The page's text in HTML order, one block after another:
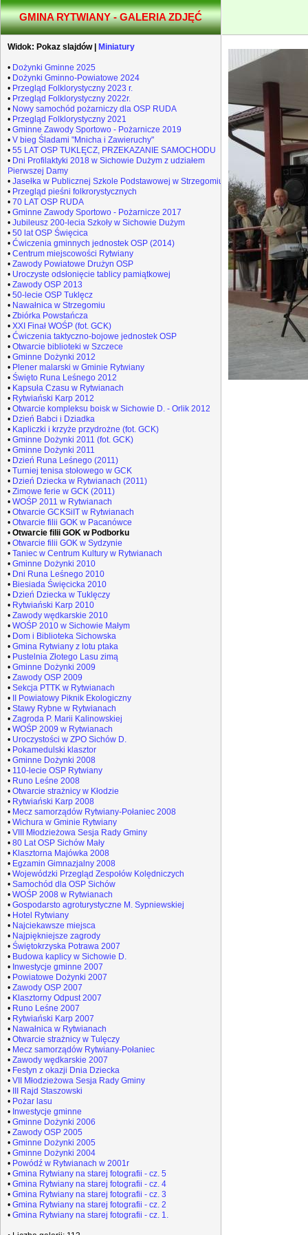
GMINA RYTWIANY - GALERIA ZDJĘĆ
Widok: Pokaz slajdów| Miniatury
• Dożynki Gminne 2025
• Dożynki Gminno-Powiatowe 2024
• Przegląd Folklorystyczny 2023 r.
• Przegląd Folklorystyczny 2022r.
• Nowy samochód pożarniczy dla OSP RUDA
• Przegląd Folklorystyczny 2021
• Gminne Zawody Sportowo - Pożarnicze 2019
• V bieg Śladami "Mnicha i Zawieruchy"
• 55 LAT OSP TUKLĘCZ, PRZEKAZANIE SAMOCHODU
• Dni Profilaktyki 2018 w Sichowie Dużym z udziałem
Pierwszej Damy
• Jasełka w Publicznej Szkole Podstawowej w Strzegomiu
• Przegląd pieśni folkrorystycznych
• 70 LAT OSP RUDA
• Gminne Zawody Sportowo - Pożarnicze 2017
• Jubileusz 200-lecia Szkoły w Sichowie Dużym
• 50 lat OSP Święcica
• Ćwiczenia gminnych jednostek OSP (2014)
• Centrum miejscowości Rytwiany
• Zawody Powiatowe Drużyn OSP
• Uroczyste odsłonięcie tablicy pamiątkowej
• Zawody OSP 2013
• 50-lecie OSP Tuklęcz
• Nawałnica w Strzegomiu
• Zbiórka Powstańcza
• XXI Finał WOŚP (fot. GCK)
• Ćwiczenia taktyczno-bojowe jednostek OSP
• Otwarcie biblioteki w Szczece
• Gminne Dożynki 2012
• Plener malarski w Gminie Rytwiany
• Święto Runa Leśnego 2012
• Kapsuła Czasu w Rytwianach
• Rytwiański Karp 2012
• Otwarcie kompleksu boisk w Sichowie D. - Orlik 2012
• Dzień Babci i Dziadka
• Kapliczki i krzyże przydrożne (fot. GCK)
• Gminne Dożynki 2011 (fot. GCK)
• Gminne Dożynki 2011
• Dzień Runa Leśnego (2011)
• Turniej tenisa stołowego w GCK
• Dzień Dziecka w Rytwianach (2011)
• Zimowe ferie w GCK (2011)
• WOŚP 2011 w Rytwianach
• Otwarcie GCKSiIT w Rytwianach
• Otwarcie filii GOK w Pacanówce
• Otwarcie filii GOK w Podborku
• Otwarcie filii GOK w Sydzynie
• Taniec w Centrum Kultury w Rytwianach
• Gminne Dożynki 2010
• Dni Runa Leśnego 2010
• Biesiada Święcicka 2010
• Dzień Dziecka w Tuklęczy
• Rytwiański Karp 2010
• Zawody wędkarskie 2010
• WOŚP 2010 w Sichowie Małym
• Dom i Biblioteka Sichowska
• Gmina Rytwiany z lotu ptaka
• Pustelnia Złotego Lasu zimą
• Gminne Dożynki 2009
• Zawody OSP 2009
• Sekcja PTTK w Rytwianach
•
II Powiatowy Piknik Ekologiczny
• Stawy Rybne w Rytwianach
• Zagroda P. Marii Kalinowskiej
• WOŚP 2009 w Rytwianach
• Uroczystości w ZPO Sichów D.
• Pokamedulski klasztor
• Gminne Dożynki 2008
• 110-lecie OSP Rytwiany
• Runo Leśne 2008
• Otwarcie strażnicy w Kłodzie
• Rytwiański Karp 2008
• Mecz samorządów Rytwiany-Połaniec 2008
• Wichura w Gminie Rytwiany
• VIII Młodzieżowa Sesja Rady Gminy
• 80 Lat OSP Sichów Mały
• Klasztorna Majówka 2008
• Egzamin Gimnazjalny 2008
• Wojewódzki Przegląd Zespołów Kolędniczych
• Samochód dla OSP Sichów
• WOŚP 2008 w Rytwianach
• Gospodarsto agroturystyczne M. Sypniewskiej
• Hotel Rytwiany
• Najciekawsze miejsca
• Najpiękniejsze zagrody
• Świętokrzyska Potrawa 2007
• Budowa kaplicy w Sichowie D.
• Inwestycje gminne 2007
• Powiatowe Dożynki 2007
• Zawody OSP 2007
• Klasztorny Odpust 2007
• Runo Leśne 2007
• Rytwiański Karp 2007
• Nawałnica w Rytwianach
• Otwarcie strażnicy w Tulęczy
• Mecz samorządów Rytwiany-Połaniec
• Zawody wędkarskie 2007
• Festyn z okazji Dnia Dziecka
• VII Młodzieżowa Sesja Rady Gminy
•
III Rajd Staszowski
• Pożar lasu
• Inwestycje gminne
• Gminne Dożynki 2006
• Zawody OSP 2005
• Gminne Dożynki 2005
• Gminne Dożynki 2004
• Powódź w Rytwianach w 2001r
• Gmina Rytwiany na starej fotografii - cz. 5
• Gmina Rytwiany na starej fotografii - cz. 4
• Gmina Rytwiany na starej fotografii - cz. 3
• Gmina Rytwiany na starej fotografii - cz. 2
• Gmina Rytwiany na starej fotografii - cz. 1.